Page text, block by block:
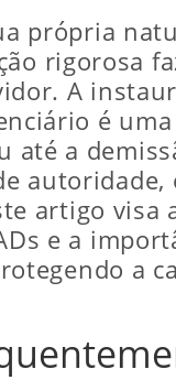
própria
rigorosa
A
é
até a
artigo
e a
a